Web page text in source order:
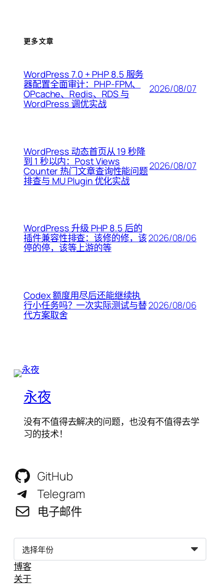
更多文章
WordPress 7.0 + PHP 8.5 服务
器配置全面审计：PHP-FPM、
OPcache、Redis、RDS 与
WordPress 调优实战
2026/08/07
WordPress 动态首页从 19 秒降
到 1 秒以内：Post Views
Counter 热门文章查询性能问题
排查与 MU Plugin 优化实战
2026/08/07
WordPress 升级 PHP 8.5 后的
插件兼容性排查：该修的修，该
停的停，该等上游的等
2026/08/06
Codex 额度用尽后还能继续执
行小任务吗？一次实际测试与替
代方案取舍
2026/08/06
永夜
没有不值得去解决的问题，也没有不值得去学
习的技术！
GitHub
Telegram
电子邮件
归
博客
关于